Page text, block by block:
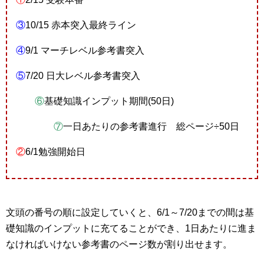
③10/15 赤本突入最終ライン
④9/1 マーチレベル参考書突入
⑤7/20 日大レベル参考書突入
⑥基礎知識インプット期間(50日)
⑦一日あたりの参考書進行 総ページ÷50日
②6/1勉強開始日
文頭の番号の順に設定していくと、6/1～7/20までの間は基
礎知識のインプットに充てることができ、1日あたりに進ま
なければいけない参考書のページ数が割り出せます。